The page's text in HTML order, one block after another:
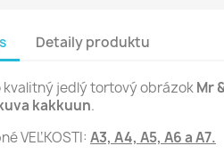
Detaily produktu
kvalitný jedlý tortový obrázokMr
kakkuun.
VEĽKOSTI: A3, A4, A5, A6 a A7.